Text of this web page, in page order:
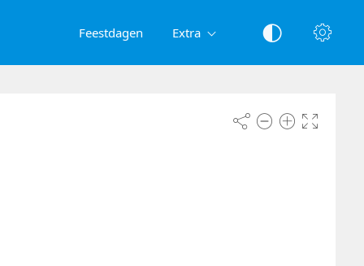
Feestdagen Extra